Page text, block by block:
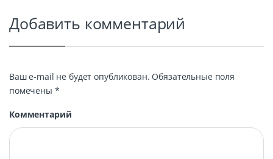
Добавить комментарий
Ваш e-mail не будет опубликован. Обязательные поля
помечены *
Комментарий